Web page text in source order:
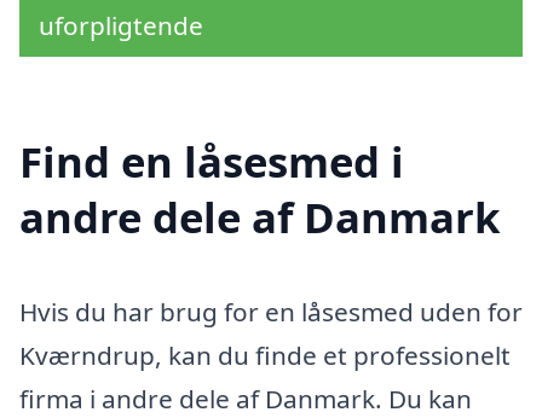
uforpligtende
Find en låsesmed i
andre dele af Danmark
Hvis du har brug for en låsesmed uden for
Kværndrup, kan du finde et professionelt
firma i andre dele af Danmark. Du kan